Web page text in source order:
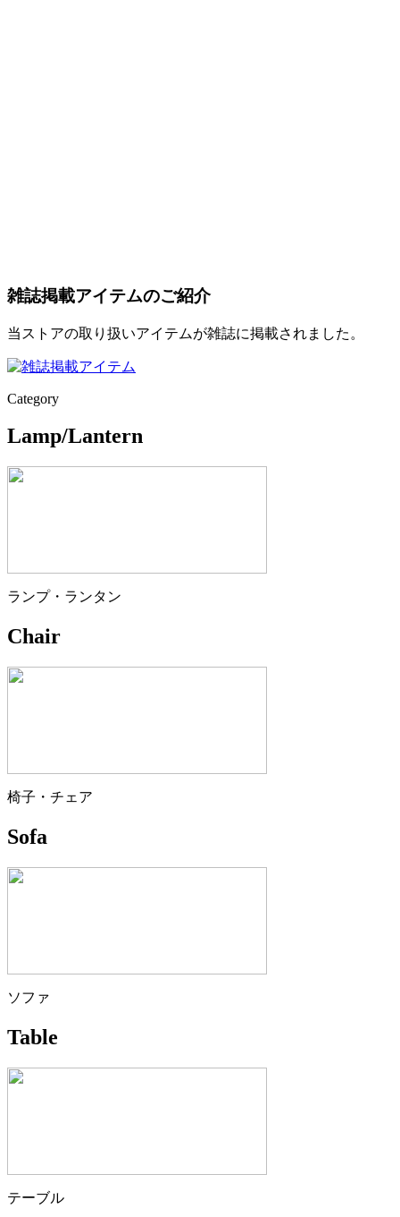
雑誌掲載アイテムのご紹介
当ストアの取り扱いアイテムが雑誌に掲載されました。
Category
Lamp/Lantern
ランプ・ランタン
Chair
椅子・チェア
Sofa
ソファ
Table
テーブル